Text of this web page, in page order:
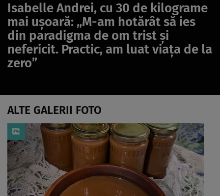
Isabelle Andrei, cu 30 de kilograme
mai ușoară: „M-am hotărât să ies
din paradigma de om trist și
nefericit. Practic, am luat viața de la
zero”
ALTE GALERII FOTO